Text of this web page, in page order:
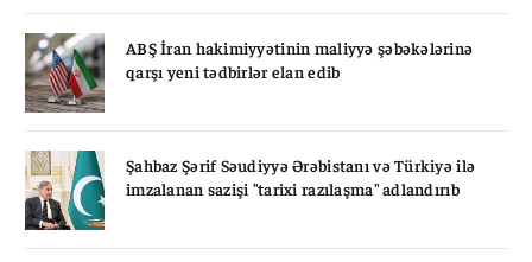
ABŞ İran hakimiyyətinin maliyyə şəbəkələrinə
qarşı yeni tədbirlər elan edib
Şahbaz Şərif Səudiyyə Ərəbistanı və Türkiyə ilə
imzalanan sazişi "tarixi razılaşma" adlandırıb